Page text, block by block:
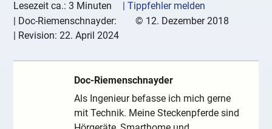
Lesezeit ca.: 3 Minuten
| Tippfehler melden
| Doc-Riemenschnayder: © 12. Dezember 2018
| Revision:22. April 2024
Doc-Riemenschnayder
Als Ingenieur befasse ich mich gerne
mit Technik. Meine Steckenpferde sind